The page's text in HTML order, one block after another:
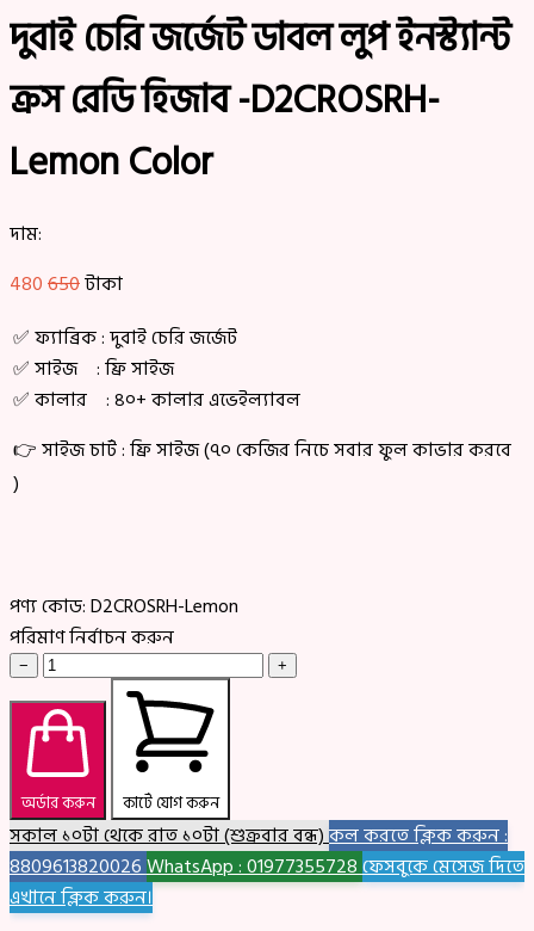
দুবাই চেরি জর্জেট ডাবল লুপ ইনস্ট্যান্ট
ক্রস রেডি হিজাব -D2CROSRH-
Lemon Color
দাম:
480650টাকা
✅ ফ্যাব্রিক : দুবাই চেরি জর্জেট
✅ সাইজ : ফ্রি সাইজ
✅ কালার : ৪০+ কালার এভেইল্যাবল
👉 সাইজ চার্ট : ফ্রি সাইজ (৭০ কেজির নিচে সবার ফুল কাভার করবে
)
পণ্য কোড:D2CROSRH-Lemon
পরিমাণ নির্বাচন করুন
− +
অর্ডার করুন কার্টে যোগ করুন
সকাল ১০টা থেকে রাত ১০টা (শুক্রবার বন্ধ)কল করতে ক্লিক করুন :
8809613820026WhatsApp : 01977355728ফেসবুকে মেসেজ দিতে
এখানে ক্লিক করুন।